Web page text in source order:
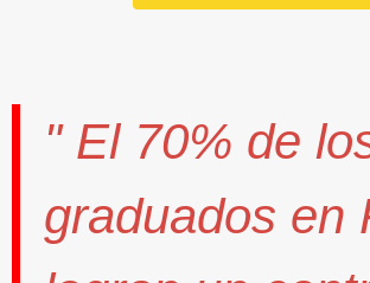
" El 70% de
graduados en